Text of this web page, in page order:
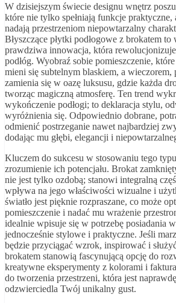
W dzisiejszym świecie designu wnętrz
które nie tylko spełniają funkcje praktyczne,
nadają przestrzeniom niepowtarzalny
Błyszczące płytki podłogowe z brokatem to
prawdziwa innowacja, która
podłóg. Wyobraź sobie pomieszczenie,
mieni się subtelnym blaskiem, a wieczorem,
zamienia się w oazę luksusu, gdzie każda
tworząc magiczną atmosferę. Ten trend
wykończenie podłogi; to deklaracja stylu,
wyróżnienia się. Odpowiednio dobrane,
odmienić postrzeganie nawet najbardziej
dodając mu głębi, elegancji i
Kluczem do sukcesu w stosowaniu tego
zrozumienie ich potencjału. Brokat
nie jest tylko ozdobą; stanowi integralną
wpływa na jego właściwości wizualne i
światło jest pięknie rozpraszane, co może
pomieszczenie i nadać mu wrażenie
idealnie wpisuje się w potrzebę posiadania
jednocześnie stylowe i praktyczne. Jeśli
będzie przyciągać wzrok, inspirować i
brokatem stanowią fascynującą opcję do
kreatywne eksperymenty z kolorami i
do tworzenia przestrzeni, która jest
odzwierciedla Twój unikalny gust.